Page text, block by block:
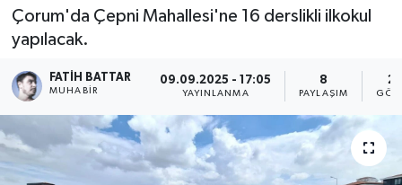
Çorum'da Çepni Mahallesi'ne 16 derslikli ilkokul
yapılacak.
FATIH BATTAR
MUHABIR
09.09.2025 - 17:05
YAYINLANMA
8
PAYLAŞIM
EKONOMİ
GÜNCEL
AKTÜEL
Süper Lig Puan Durumu ve Fikstür
Tüm Manşetler
Son Dakika Haberleri
Haber Arşivi